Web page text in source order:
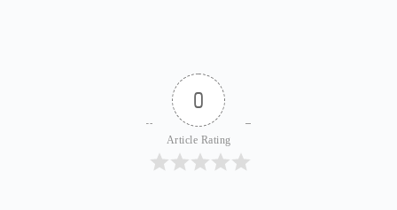
0
Article Rating